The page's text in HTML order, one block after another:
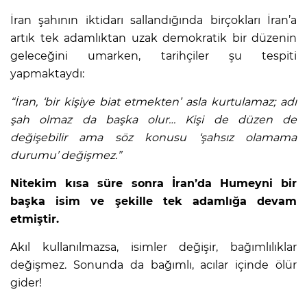
İran şahının iktidarı sallandığında birçokları İran’a
artık tek adamlıktan uzak demokratik bir düzenin
geleceğini umarken, tarihçiler şu tespiti
yapmaktaydı:
“İran, ‘bir kişiye biat etmekten’ asla kurtulamaz; adı
şah olmaz da başka olur… Kişi de düzen de
değişebilir ama söz konusu ‘şahsız olamama
durumu’ değişmez.”
Nitekim kısa süre sonra İran’da Humeyni bir
başka isim ve şekille tek adamlığa devam
etmiştir.
Akıl kullanılmazsa, isimler değişir, bağımlılıklar
değişmez. Sonunda da bağımlı, acılar içinde ölür
gider!